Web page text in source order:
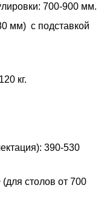
700-900 мм.
мм) с подставкой
кг.
390-530
столов от 700